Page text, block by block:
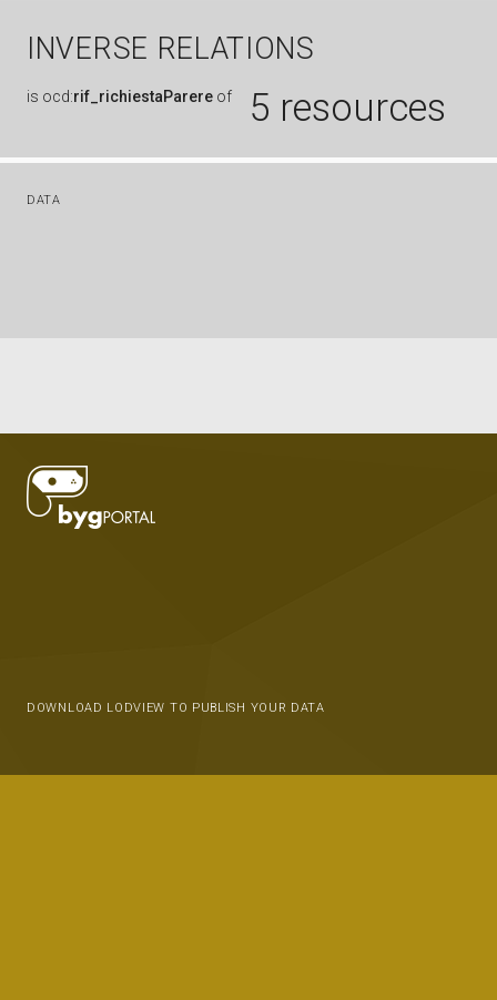
INVERSE RELATIONS
is ocd:rif_richiestaParere of 5 resources
DATA
DOWNLOAD LODVIEW TO PUBLISH YOUR DATA